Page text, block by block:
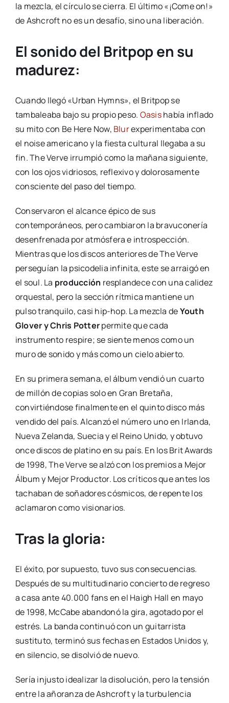
la mezcla, el círculo se cierra. El último «¡Come on!»
de Ashcroft no es un desafío, sino una liberación.
El sonido del Britpop en su
madurez:
Cuando llegó «Urban Hymns», el Britpop se
tambaleaba bajo su propio peso. Oasishabía inflado
su mito con Be Here Now, Blurexperimentaba con
el noise americano y la fiesta cultural llegaba a su
fin. The Verve irrumpió como la mañana siguiente,
con los ojos vidriosos, reflexivo y dolorosamente
consciente del paso del tiempo.
Conservaron el alcance épico de sus
contemporáneos, pero cambiaron la bravuconería
desenfrenada por atmósfera e introspección.
Mientras que los discos anteriores de The Verve
perseguían la psicodelia infinita, este se arraigó en
el soul. La producción resplandece con una calidez
orquestal, pero la sección rítmica mantiene un
pulso tranquilo, casi hip-hop. La mezcla deYouth
Glover y Chris Potterpermite que cada
instrumento respire; se siente menos como un
muro de sonido y más como un cielo abierto.
En su primera semana, el álbum vendió un cuarto
de millón de copias solo en Gran Bretaña,
convirtiéndose finalmente en el quinto disco más
vendido del país. Alcanzó el número uno en Irlanda,
Nueva Zelanda, Suecia y el Reino Unido, y obtuvo
once discos de platino en su país. En los Brit Awards
de 1998, The Verve se alzó con los premios a Mejor
Álbum y Mejor Productor. Los críticos que antes los
tachaban de soñadores cósmicos, de repente los
aclamaron como visionarios.
Tras la gloria:
El éxito, por supuesto, tuvo sus consecuencias.
Después de su multitudinario concierto de regreso
a casa ante 40.000 fans en el Haigh Hall en mayo
de 1998, McCabe abandonó la gira, agotado por el
estrés. La banda continuó con un guitarrista
sustituto, terminó sus fechas en Estados Unidos y,
en silencio, se disolvió de nuevo.
Sería injusto idealizar la disolución, pero la tensión
entre la añoranza de Ashcroft y la turbulencia